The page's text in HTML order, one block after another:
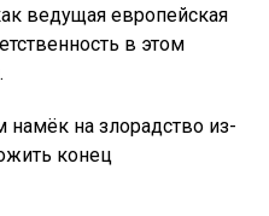
ведущая европейская
в этом
на злорадство из-
конец